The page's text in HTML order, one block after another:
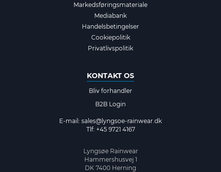
Markedsføringsmateriale
Mediabank
Handelsbetingelser
Cookiepolitik
Privatlivspolitik
KONTAKT OS
Bliv forhandler
B2B Login
E-mail: sales@lyngsoe-rainwear.dk
Tlf: +45 9721 4167
Lyngsøe Rainwear
Hammershusvej 1
DK 7400 Herning